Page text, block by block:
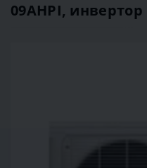
09AHPI, инвертор